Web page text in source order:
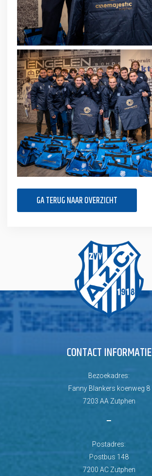
GA TERUG NAAR OVERZICHT
CONTACT INFORMATIE
Bezoekadres:
Fanny Blankers koenweg 8
7203 AA Zutphen
–
Postadres:
Postbus 148
7200 AC Zutphen